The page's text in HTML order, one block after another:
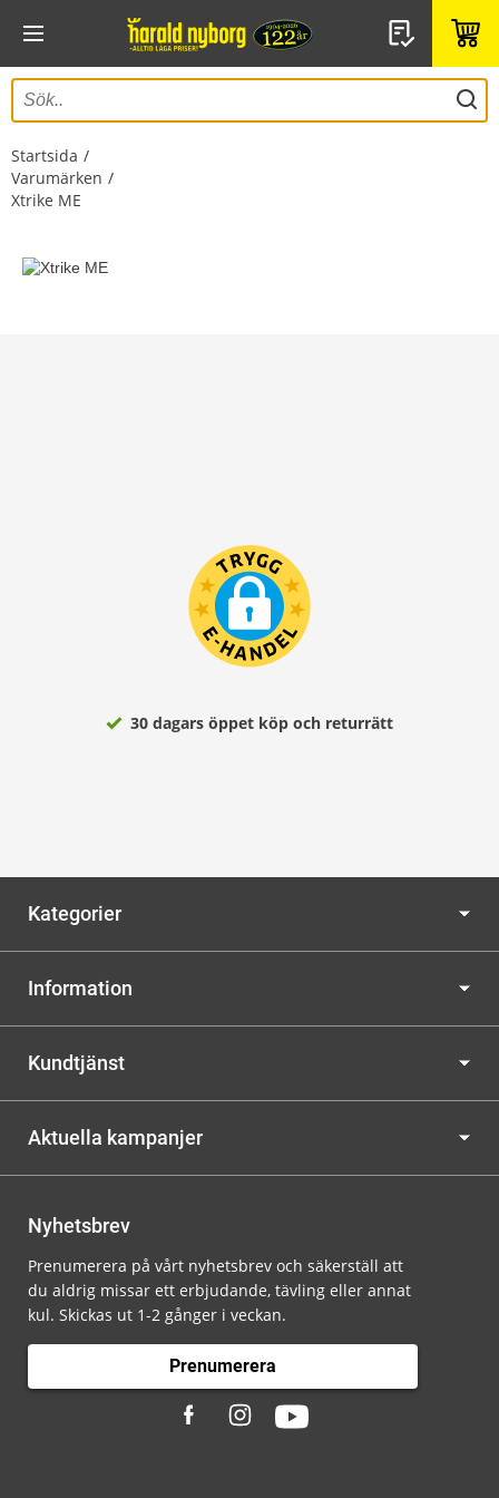
Startsida
Varumärken
Xtrike ME
30 dagars öppet köp och returrätt
Kategorier
Information
Kundtjänst
Aktuella kampanjer
Nyhetsbrev
Prenumerera på vårt nyhetsbrev och säkerställ att
du aldrig missar ett erbjudande, tävling eller annat
kul. Skickas ut 1-2 gånger i veckan.
Prenumerera